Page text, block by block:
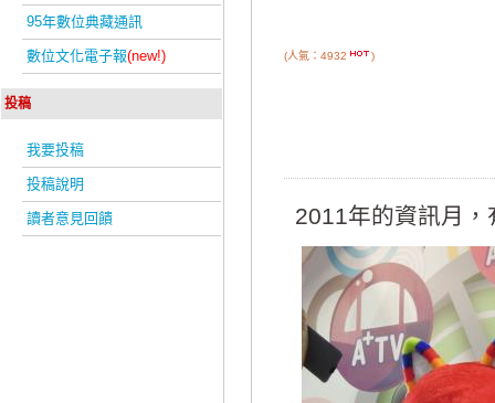
95年數位典藏通訊
數位文化電子報(new!)
投稿
我要投稿
投稿說明
讀者意見回饋
(人氣：4932 )
2011年的資訊月